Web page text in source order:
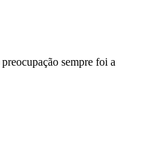
sempre foi a